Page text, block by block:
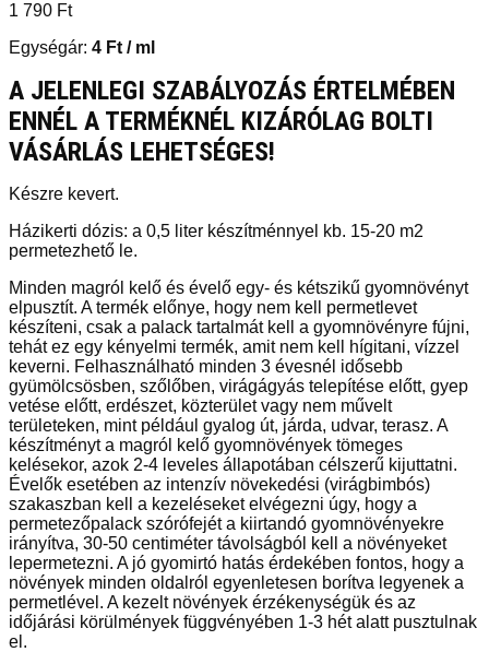
1 790 Ft
Egységár: 4 Ft / ml
A JELENLEGI SZABÁLYOZÁS ÉRTELMÉBEN
ENNÉL A TERMÉKNÉL KIZÁRÓLAG BOLTI
VÁSÁRLÁS LEHETSÉGES!
Készre kevert.
Házikerti dózis: a 0,5 liter készítménnyel kb. 15-20 m2
permetezhető le.
Minden magról kelő és évelő egy- és kétszikű gyomnövényt
elpusztít. A termék előnye, hogy nem kell permetlevet
készíteni, csak a palack tartalmát kell a gyomnövényre fújni,
tehát ez egy kényelmi termék, amit nem kell hígitani, vízzel
keverni. Felhasználható minden 3 évesnél idősebb
gyümölcsösben, szőlőben, virágágyás telepítése előtt, gyep
vetése előtt, erdészet, közterület vagy nem művelt
területeken, mint például gyalog út, járda, udvar, terasz. A
készítményt a magról kelő gyomnövények tömeges
kelésekor, azok 2-4 leveles állapotában célszerű kijuttatni.
Évelők esetében az intenzív növekedési (virágbimbós)
szakaszban kell a kezeléseket elvégezni úgy, hogy a
permetezőpalack szórófejét a kiirtandó gyomnövényekre
irányítva, 30-50 centiméter távolságból kell a növényeket
lepermetezni. A jó gyomirtó hatás érdekében fontos, hogy a
növények minden oldalról egyenletesen borítva legyenek a
permetlével. A kezelt növények érzékenységük és az
időjárási körülmények függvényében 1-3 hét alatt pusztulnak
el.